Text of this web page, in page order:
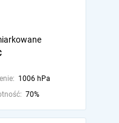
1006 hPa
70%